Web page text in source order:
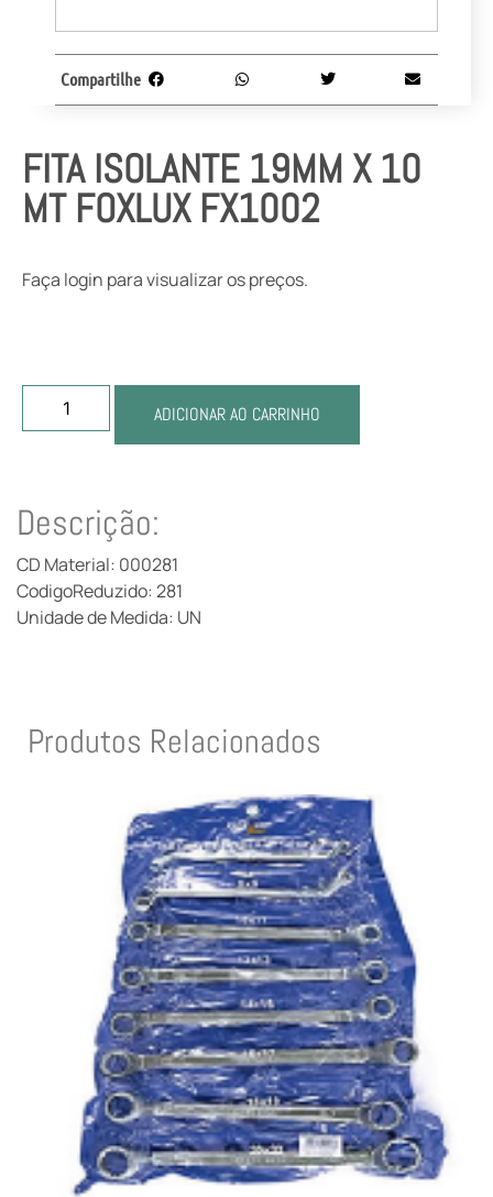
FITA ISOLANTE 19MM X 10
MT FOXLUX FX1002
Faça login para visualizar os preços.
ADICIONAR AO CARRINHO
Compartilhe
Descrição:
CD Material: 000281
CodigoReduzido: 281
Unidade de Medida: UN
Produtos Relacionados